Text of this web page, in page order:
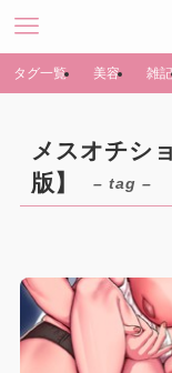
タグ一覧 美容 雑記
メスオチシ
版】
– tag –